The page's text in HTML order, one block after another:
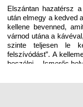
Elszántan hazatérsz
után elmegy a kedved
kellene bevenned,
várnod utána a
szinte teljesen le
felszívódást”. A
beszélni… Ismerős